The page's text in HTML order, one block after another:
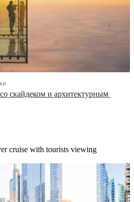
скайдеком и архитектурным
cruise with tourists viewing